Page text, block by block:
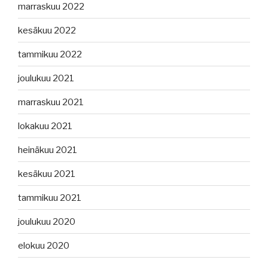
marraskuu 2022
kesäkuu 2022
tammikuu 2022
joulukuu 2021
marraskuu 2021
lokakuu 2021
heinäkuu 2021
kesäkuu 2021
tammikuu 2021
joulukuu 2020
elokuu 2020